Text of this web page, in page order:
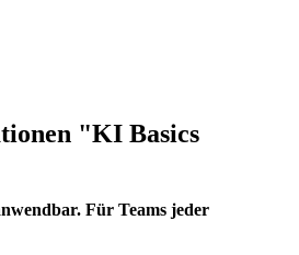
"KI Basics
Für Teams jeder